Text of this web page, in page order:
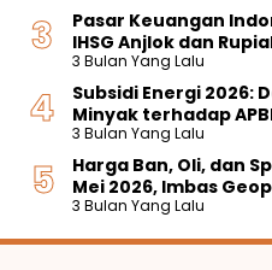
Pasar Keuangan
IHSG Anjlok dan
3 Bulan Yang Lalu
Subsidi Energi 2026:
Minyak terhadap
3 Bulan Yang Lalu
Harga Ban, Oli, dan
Mei 2026, Imbas
3 Bulan Yang Lalu